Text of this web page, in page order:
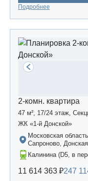
Подробнее
2-комн. квартира
47 м², 17/24 этаж,
ЖК «1-й Донской»
Московская
Сапроново,
Калинина (D5, в
11 614 363 ₽247